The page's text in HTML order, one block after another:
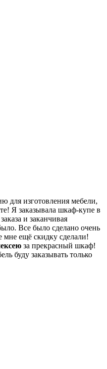
для изготовления мебели,
Я заказывала шкаф-купе в
и заканчивая
Все было сделано очень
мне ещё скидку сделали!
за прекрасный шкаф!
буду заказывать только